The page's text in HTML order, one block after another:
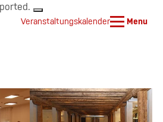
Veranstaltungskalender Menu